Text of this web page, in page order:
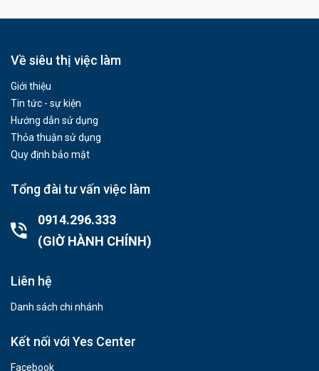
Về siêu thị việc làm
Giới thiệu
Tin tức - sự kiện
Hướng dẫn sử dụng
Thỏa thuận sử dụng
Quy định bảo mật
Tổng đài tư vấn việc làm
0914.296.333
(GIỜ HÀNH CHÍNH)
Liên hệ
Danh sách chi nhánh
Kết nối với Yes Center
Facebook